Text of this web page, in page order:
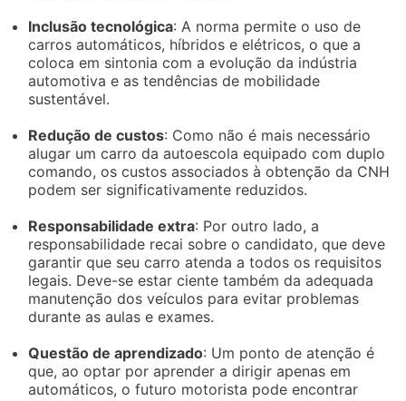
Inclusão tecnológica: A norma permite o uso de
carros automáticos, híbridos e elétricos, o que a
coloca em sintonia com a evolução da indústria
automotiva e as tendências de mobilidade
sustentável.
Redução de custos: Como não é mais necessário
alugar um carro da autoescola equipado com duplo
comando, os custos associados à obtenção da CNH
podem ser significativamente reduzidos.
Responsabilidade extra: Por outro lado, a
responsabilidade recai sobre o candidato, que deve
garantir que seu carro atenda a todos os requisitos
legais. Deve-se estar ciente também da adequada
manutenção dos veículos para evitar problemas
durante as aulas e exames.
Questão de aprendizado: Um ponto de atenção é
que, ao optar por aprender a dirigir apenas em
automáticos, o futuro motorista pode encontrar